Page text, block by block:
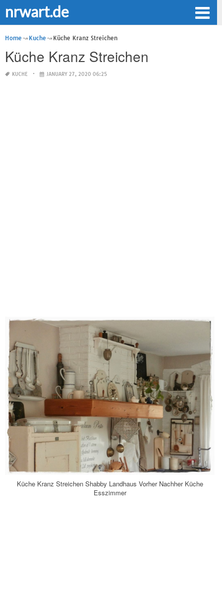
nrwart.de
Home Kuche Küche Kranz Streichen
Küche Kranz Streichen
KUCHE JANUARY 27, 2020 06:25
Küche Kranz Streichen Shabby Landhaus Vorher Nachher Küche
Esszimmer